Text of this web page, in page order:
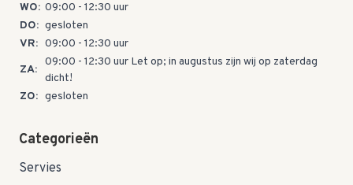
WO: 09:00 - 12:30 uur
DO: gesloten
VR: 09:00 - 12:30 uur
ZA:
09:00 - 12:30 uur Let op; in augustus zijn wij op zaterdag
dicht!
ZO: gesloten
Categorieën
Servies